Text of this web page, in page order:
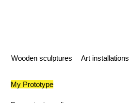
Wooden sculptures Art installations
My Prototype